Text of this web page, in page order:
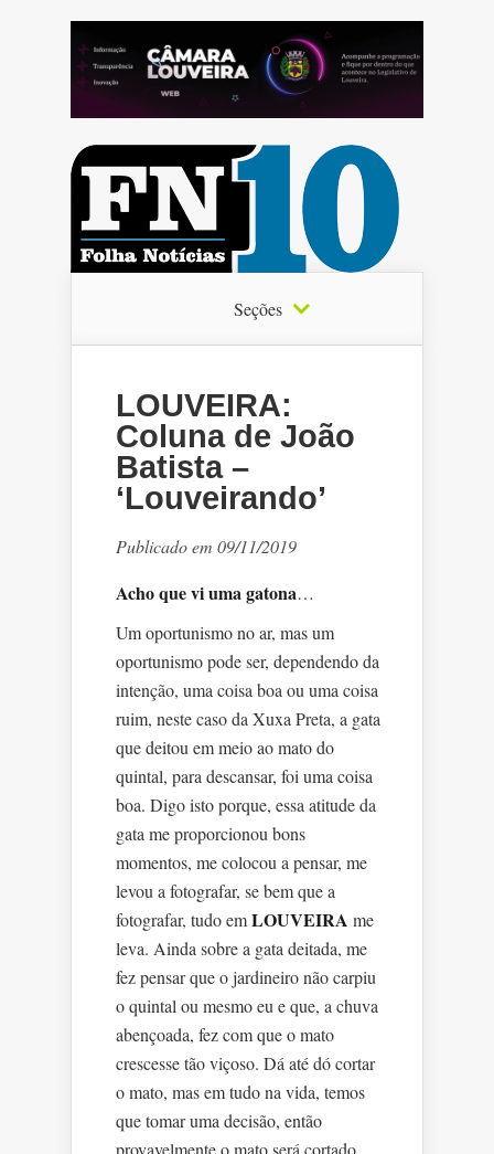
Seções
LOUVEIRA:
Coluna de João
Batista –
‘Louveirando’
Publicado em 09/11/2019
Acho que vi uma gatona…
Um oportunismo no ar, mas um
oportunismo pode ser, dependendo da
intenção, uma coisa boa ou uma coisa
ruim, neste caso da Xuxa Preta, a gata
que deitou em meio ao mato do
quintal, para descansar, foi uma coisa
boa. Digo isto porque, essa atitude da
gata me proporcionou bons
momentos, me colocou a pensar, me
levou a fotografar, se bem que a
fotografar, tudo emLOUVEIRA me
leva. Ainda sobre a gata deitada, me
fez pensar que o jardineiro não carpiu
o quintal ou mesmo eu e que, a chuva
abençoada, fez com que o mato
crescesse tão viçoso. Dá até dó cortar
o mato, mas em tudo na vida, temos
que tomar uma decisão, então
provavelmente o mato será cortado.